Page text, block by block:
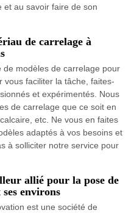
et au savoir faire de son
de carrelage à
de modèles de carrelage pour
vous faciliter la tâche, faites-
et expérimentés. Nous
de carrelage que ce soit en
etc. Ne vous en faites
adaptés à vos besoins et
à solliciter notre service pour
allié pour la pose de
environs
est une société de